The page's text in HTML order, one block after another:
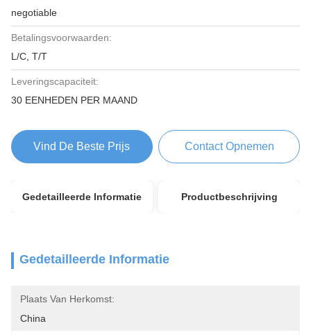
negotiable
Betalingsvoorwaarden:
L/C, T/T
Leveringscapaciteit:
30 EENHEDEN PER MAAND
Vind De Beste Prijs Contact Opnemen
Gedetailleerde Informatie Productbeschrijving
Gedetailleerde Informatie
Plaats Van Herkomst:
China